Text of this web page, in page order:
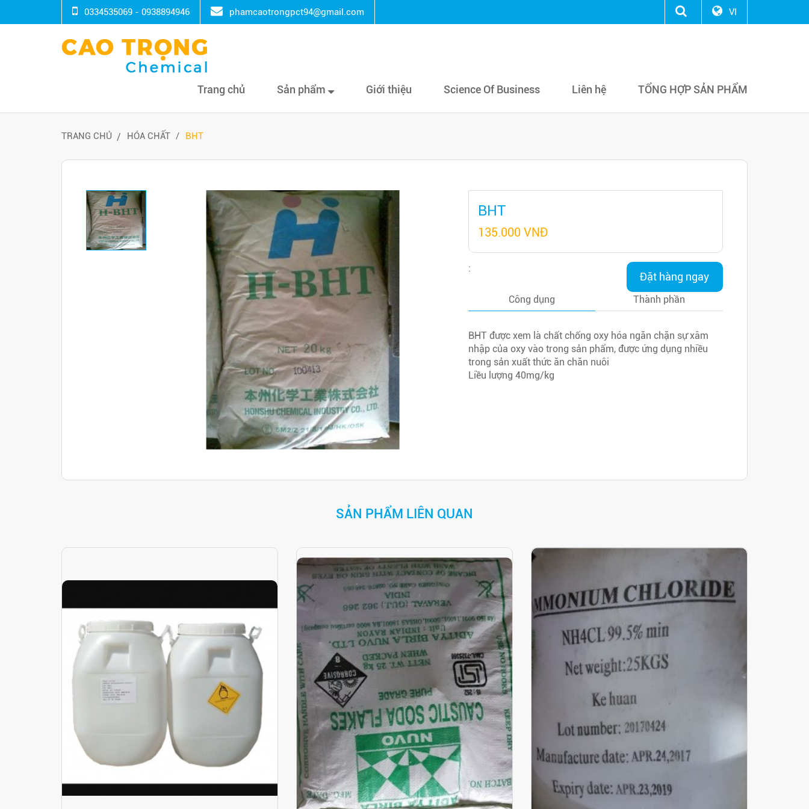
0334535069 - 0938894946 phamcaotrongpct94@gmail.com VI
Trang chủ Sản phẩm Giới thiệu Science Of Business Liên hệ TỔNG HỢP SẢN PHẨM
TRANG CHỦ HÓA CHẤT BHT
BHT
135.000 VNĐ
Đặt hàng ngay
:
Công dụng Thành phần
BHT được xem là chất chống oxy hóa ngăn chặn sự xâm
nhập của oxy vào trong sản phẩm, được ứng dụng nhiều
trong sản xuất thức ăn chăn nuôi
Liều lượng 40mg/kg
SẢN PHẨM LIÊN QUAN